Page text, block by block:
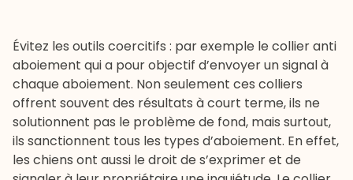
Évitez les outils coercitifs : par exemple le collier anti
aboiement qui a pour objectif d’envoyer un signal à
chaque aboiement. Non seulement ces colliers
offrent souvent des résultats à court terme, ils ne
solutionnent pas le problème de fond, mais surtout,
ils sanctionnent tous les types d’aboiement. En effet,
les chiens ont aussi le droit de s’exprimer et de